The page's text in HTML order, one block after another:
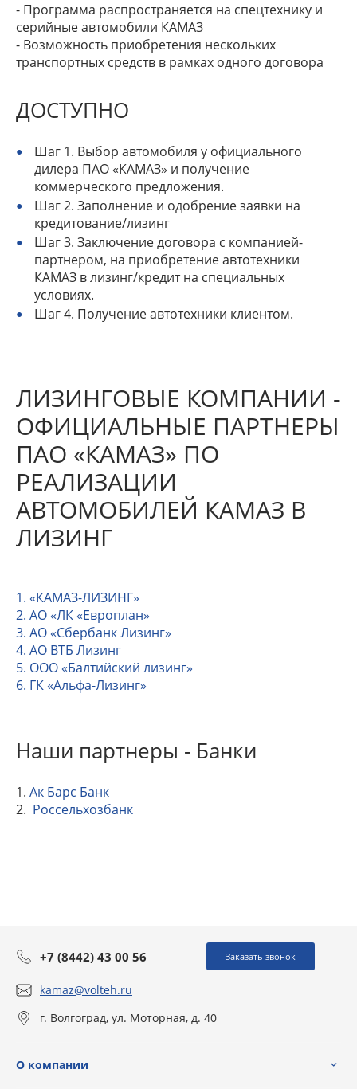
- Программа распространяется на спецтехнику и
серийные автомобили КАМАЗ
- Возможность приобретения нескольких
транспортных средств в рамках одного договора
ДОСТУПНО
Шаг 1. Выбор автомобиля у официального
дилера ПАО «КАМАЗ» и получение
коммерческого предложения.
Шаг 2. Заполнение и одобрение заявки на
кредитование/лизинг
Шаг 3. Заключение договора с компанией-
партнером, на приобретение автотехники
КАМАЗ в лизинг/кредит на специальных
условиях.
Шаг 4. Получение автотехники клиентом.
ЛИЗИНГОВЫЕ КОМПАНИИ -
ОФИЦИАЛЬНЫЕ ПАРТНЕРЫ
ПАО «КАМАЗ» ПО
РЕАЛИЗАЦИИ
АВТОМОБИЛЕЙ КАМАЗ В
ЛИЗИНГ
1. «КАМАЗ-ЛИЗИНГ»
2. АО «ЛК «Европлан»
3. АО «Сбербанк Лизинг»
4. АО ВТБ Лизинг
5. ООО «Балтийский лизинг»
6. ГК «Альфа-Лизинг»
Наши партнеры - Банки
1. Ак Барс Банк
2. Россельхозбанк
+7 (8442) 43 00 56 Заказать звонок
kamaz@volteh.ru
г. Волгоград, ул. Моторная, д. 40
О компании